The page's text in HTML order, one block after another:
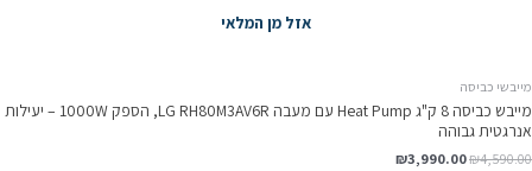
אזל מן המלאי
מייבשי כביסה
מייבש כביסה 8 ק"ג Heat Pump עם מעבה LG RH80M3AV6R, הספק 1000W – יעילות
אנרגטית גבוהה
₪4,590.00
₪3,990.00